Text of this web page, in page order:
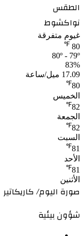
الطقس
نواكشوط
غيوم متفرقة
80
℉
80º - 79º
83%
17.09 ميل/ساعة
80
℉
الخميس
82
℉
الجمعة
82
℉
السبت
81
℉
الأحد
81
℉
الأثنين
صورة اليوم/ كاريكاتير
شؤون بيئية